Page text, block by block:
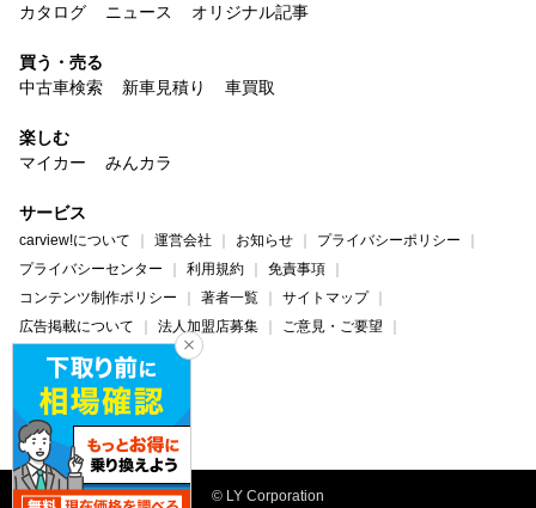
カタログ
ニュース オリジナル記事
買う・売る
中古車検索
新車見積り 車買取
楽しむ
マイカー
みんカラ
サービス
carview!について 運営会社 お知らせ
プライバシーポリシー
プライバシーセンター
利用規約
免責事項
コンテンツ制作ポリシー
著者一覧
サイトマップ
広告掲載について
法人加盟店募集
ご意見・ご要望
ヘルプ・お問い合わせ
carview! Yahoo! JAPAN
© LY Corporation